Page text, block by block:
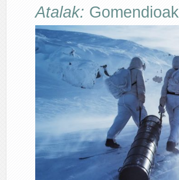
Atalak: Gomendioak